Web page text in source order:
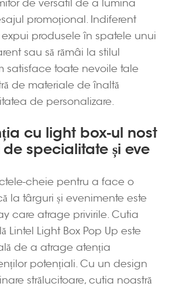
de versatil de a lumina
promoțional. Indiferent
expui produsele în spatele unui
sau să rămâi la stilul
satisface toate nevoile tale
de materiale de înaltă
de personalizare.
cu light box-ul nost
specialitate și eve
cheie pentru a face o
la târguri și evenimente este
care atrage privirile. Cutia
Lintel Light Box Pop Up este
de a atrage atenția
potențiali. Cu un design
strălucitoare, cutia noastră